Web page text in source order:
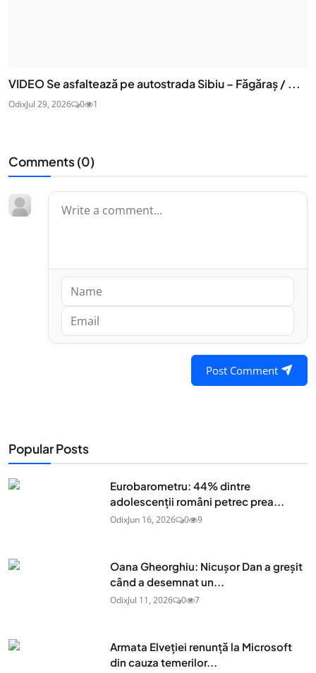
VIDEO Se asfaltează pe autostrada Sibiu – Făgăraș / ...
OdixJul 29, 2026 0 1
Comments (0)
Post Comment
Popular Posts
Eurobarometru: 44% dintre
adolescenţii români petrec prea...
OdixJun 16, 2026 0 9
Oana Gheorghiu: Nicușor Dan a greșit
când a desemnat un...
OdixJul 11, 2026 0 7
Armata Elveției renunță la Microsoft
din cauza temerilor...